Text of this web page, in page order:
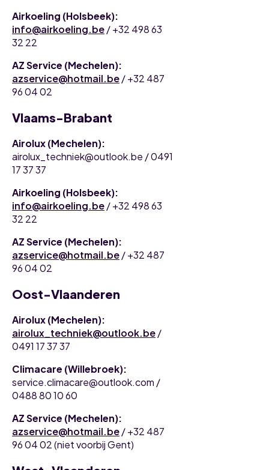
Airkoeling (Holsbeek):
info@airkoeling.be/ +32 498 63
32 22
AZ Service (Mechelen):
azservice@hotmail.be/ +32 487
96 04 02
Vlaams-Brabant
Airolux (Mechelen):
airolux_techniek@outlook.be / 0491
17 37 37
Airkoeling (Holsbeek):
info@airkoeling.be/ +32 498 63
32 22
AZ Service (Mechelen):
azservice@hotmail.be/ +32 487
96 04 02
Oost-Vlaanderen
Airolux (Mechelen):
airolux_techniek@outlook.be/
0491 17 37 37
Climacare (Willebroek):
service.climacare@outlook.com /
0488 80 10 60
AZ Service (Mechelen):
azservice@hotmail.be/ +32 487
96 04 02 (niet voorbij Gent)